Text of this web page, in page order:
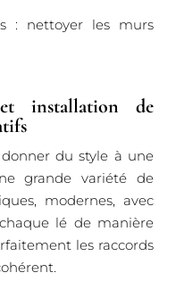
: nettoyer les murs
installation de
du style à une
grande variété de
modernes, avec
lé de manière
les raccords